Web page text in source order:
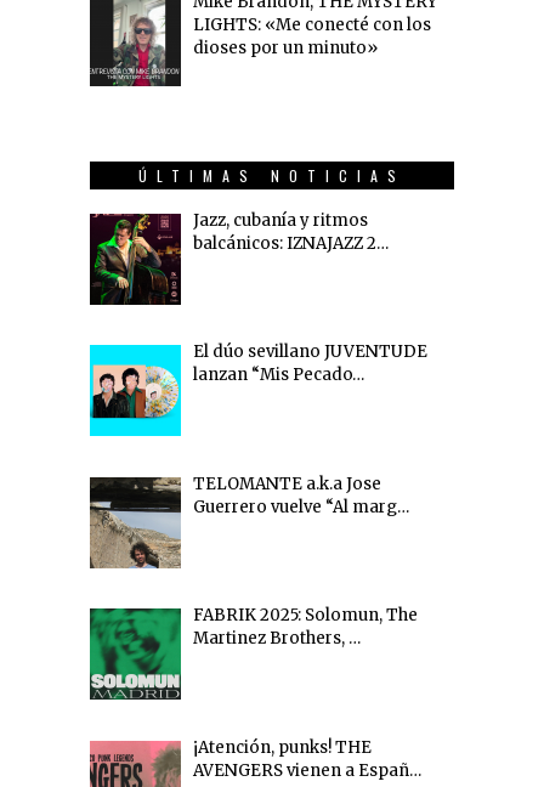
LIGHTS: «Me conecté con los
dioses por un minuto»
ÚLTIMAS NOTICIAS
Jazz, cubanía y ritmos
balcánicos: IZNAJAZZ 2…
El dúo sevillano JUVENTUDE
lanzan “Mis Pecado…
TELOMANTE a.k.a Jose
Guerrero vuelve “Al marg…
FABRIK 2025: Solomun, The
Martinez Brothers, …
¡Atención, punks! THE
AVENGERS vienen a Españ…